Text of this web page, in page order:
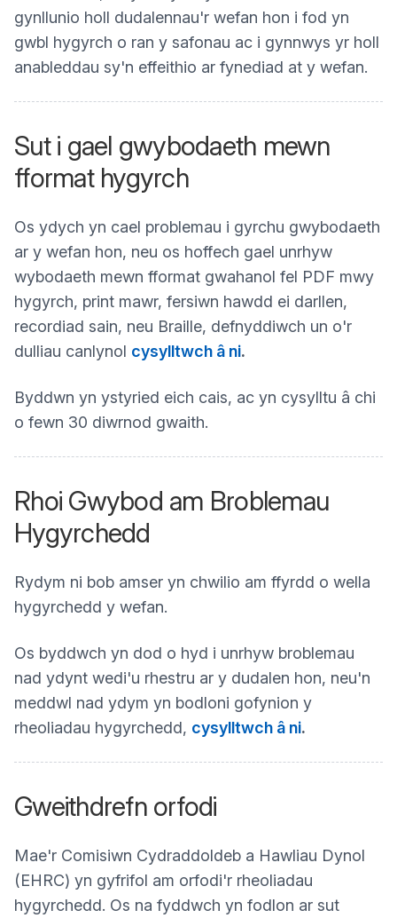
gynllunio holl dudalennau'r wefan hon i fod yn
gwbl hygyrch o ran y safonau ac i gynnwys yr holl
anableddau sy'n effeithio ar fynediad at y wefan.
Sut i gael gwybodaeth mewn
fformat hygyrch
Os ydych yn cael problemau i gyrchu gwybodaeth
ar y wefan hon, neu os hoffech gael unrhyw
wybodaeth mewn fformat gwahanol fel PDF mwy
hygyrch, print mawr, fersiwn hawdd ei darllen,
recordiad sain, neu Braille, defnyddiwch un o'r
dulliau canlynol cysylltwch â ni.
Byddwn yn ystyried eich cais, ac yn cysylltu â chi
o fewn 30 diwrnod gwaith.
Rhoi Gwybod am Broblemau
Hygyrchedd
Rydym ni bob amser yn chwilio am ffyrdd o wella
hygyrchedd y wefan.
Os byddwch yn dod o hyd i unrhyw broblemau
nad ydynt wedi'u rhestru ar y dudalen hon, neu'n
meddwl nad ydym yn bodloni gofynion y
rheoliadau hygyrchedd, cysylltwch â ni.
Gweithdrefn orfodi
Mae'r Comisiwn Cydraddoldeb a Hawliau Dynol
(EHRC) yn gyfrifol am orfodi'r rheoliadau
hygyrchedd. Os na fyddwch yn fodlon ar sut